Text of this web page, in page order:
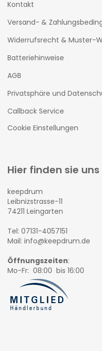
Kontakt
Versand- &
Widerrufsrecht & Muster-
Batteriehinweise
AGB
Privatsphäre und
Callback Service
Cookie Einstellungen
Hier finden sie uns
keepdrum
Leibnizstrasse-11
74211 Leingarten
Tel: 07131-4057151
Mail: info@keepdrum.de
Öffnungszeiten:
Mo-Fr: 08:00 bis 16:00